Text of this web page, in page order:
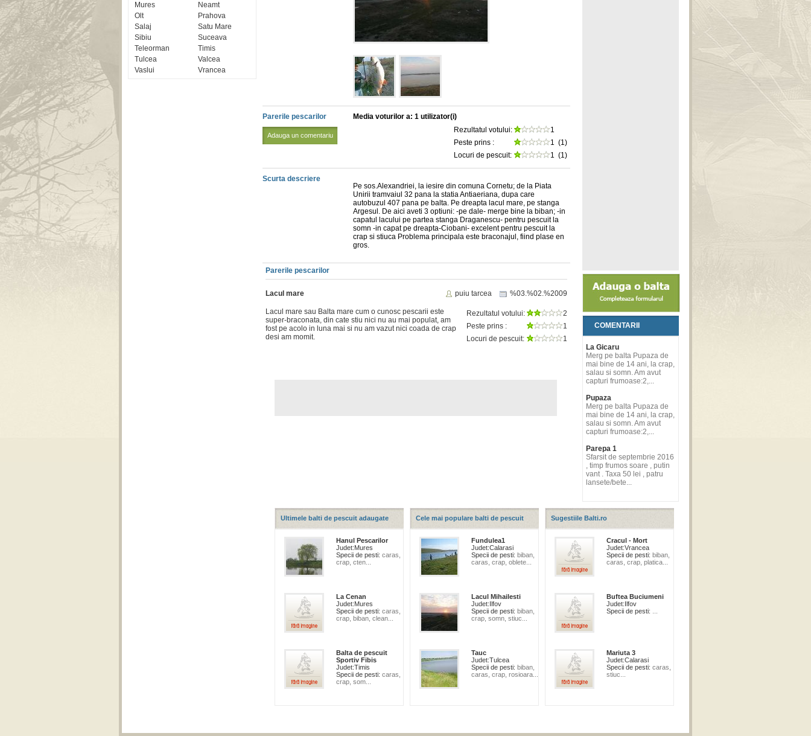
Mures
Neamt
Olt
Prahova
Salaj
Satu Mare
Sibiu
Suceava
Teleorman
Timis
Tulcea
Valcea
Vaslui
Vrancea
Parerile pescarilor
Adauga un comentariu
Media voturilor a: 1 utilizator(i)
Rezultatul votului:
1
Peste prins :
1 (1)
Locuri de pescuit:
1 (1)
Scurta descriere
Pe sos.Alexandriei, la iesire din comuna Cornetu; de la Piata
Unirii tramvaiul 32 pana la statia Antiaeriana, dupa care
autobuzul 407 pana pe balta. Pe dreapta lacul mare, pe stanga
Argesul. De aici aveti 3 optiuni: -pe dale- merge bine la biban; -in
capatul lacului pe partea stanga Draganescu- pentru pescuit la
somn -in capat pe dreapta-Ciobani- excelent pentru pescuit la
crap si stiuca Problema principala este braconajul, fiind plase en
gros.
Parerile pescarilor
puiu tarcea %03.%02.%2009
Lacul mare
Rezultatul votului:
2
Peste prins :
1
Locuri de pescuit:
1
Lacul mare sau Balta mare cum o cunosc pescarii este
super-braconata, din cate stiu nici nu au mai populat, am
fost pe acolo in luna mai si nu am vazut nici coada de crap
desi am momit.
COMENTARII
La Gicaru
Merg pe balta Pupaza de
mai bine de 14 ani, la crap,
salau si somn. Am avut
capturi frumoase:2,...
Pupaza
Merg pe balta Pupaza de
mai bine de 14 ani, la crap,
salau si somn. Am avut
capturi frumoase:2,...
Parepa 1
Sfarsit de septembrie 2016
, timp frumos soare , putin
vant . Taxa 50 lei , patru
lansete/bete...
Ultimele balti de pescuit adaugate
Hanul Pescarilor
Judet:Mures
Specii de pesti: caras,
crap, cten...
La Cenan
Judet:Mures
Specii de pesti: caras,
crap, biban, clean...
Balta de pescuit
Sportiv Fibis
Judet:Timis
Specii de pesti: caras,
crap, som...
Cele mai populare balti de pescuit
Fundulea1
Judet:Calarasi
Specii de pesti: biban,
caras, crap, oblete...
Lacul Mihailesti
Judet:Ilfov
Specii de pesti: biban,
crap, somn, stiuc...
Tauc
Judet:Tulcea
Specii de pesti: biban,
caras, crap, rosioara...
Sugestiile Balti.ro
Cracul - Mort
Judet:Vrancea
Specii de pesti: biban,
caras, crap, platica...
Buftea Buciumeni
Judet:Ilfov
Specii de pesti:
Mariuta 3
Judet:Calarasi
Specii de pesti: caras,
stiuc...